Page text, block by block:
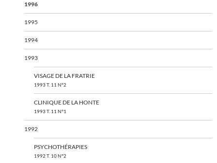
1996
1995
1994
1993
VISAGE DE LA FRATRIE
1993 T. 11 N°2
CLINIQUE DE LA HONTE
1993 T. 11 N°1
1992
PSYCHOTHÉRAPIES
1992 T. 10 N°2